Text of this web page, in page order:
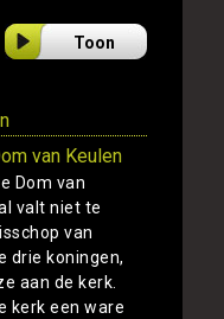
Toon
Dom van
valt niet te
van
drie koningen,
aan de kerk.
kerk een ware